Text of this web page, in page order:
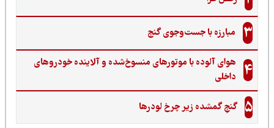
مبارزه با جست‌وجوی گنج‌
هوای آلوده با موتورهای منسوخ‌شده و آلاینده خودروهای
داخلی
گنجِ گمشده زیر چرخ لودرها